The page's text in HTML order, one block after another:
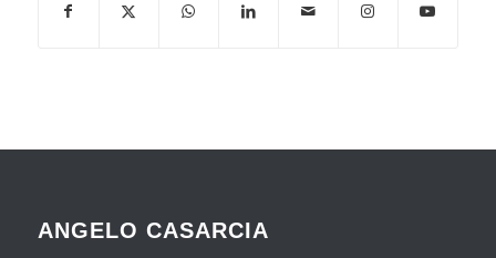
ANGELO CASARCIA